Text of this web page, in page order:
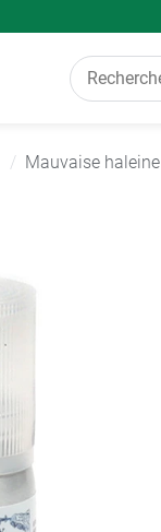
Mauvaise haleine